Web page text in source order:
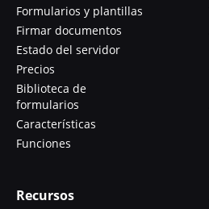
Formularios y plantillas
Firmar documentos
Estado del servidor
Precios
Biblioteca de
formularios
Características
Funciones
Recursos